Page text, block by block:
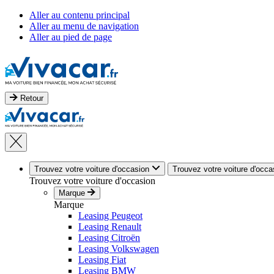
Aller au contenu principal
Aller au menu de navigation
Aller au pied de page
Retour
Trouvez votre voiture d'occasion Trouvez votre voiture
Trouvez votre voiture d'occasion
Marque
Marque
Leasing Peugeot
Leasing Renault
Leasing Citroën
Leasing Volkswagen
Leasing Fiat
Leasing BMW